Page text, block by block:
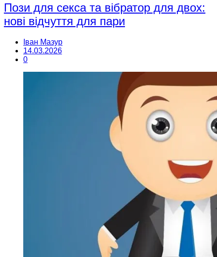
Пози для секса та вібратор для двох:
нові відчуття для пари
Іван Мазур
14.03.2026
0